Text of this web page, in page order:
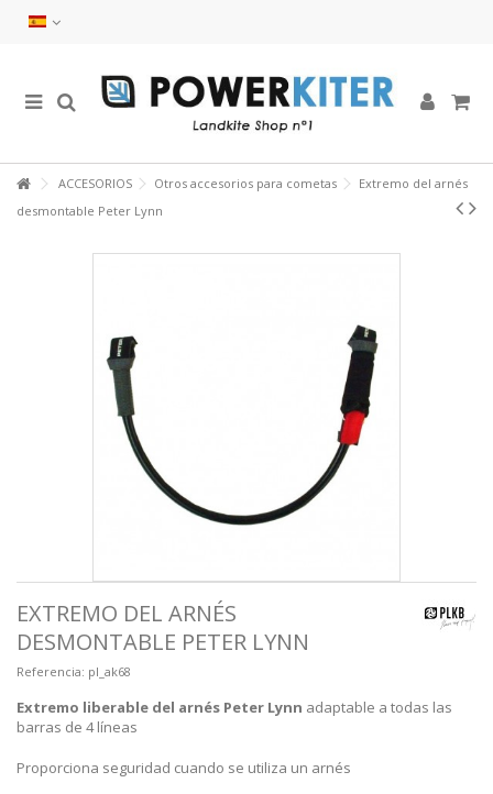
ACCESORIOS Otros accesorios para cometas
Extremo del arnés
desmontable Peter Lynn
EXTREMO DEL ARNÉS
DESMONTABLE PETER LYNN
Referencia: pl_ak68
Extremo liberable del arnés Peter Lynn adaptable a todas las
barras de 4 líneas
Proporciona seguridad cuando se utiliza un arnés